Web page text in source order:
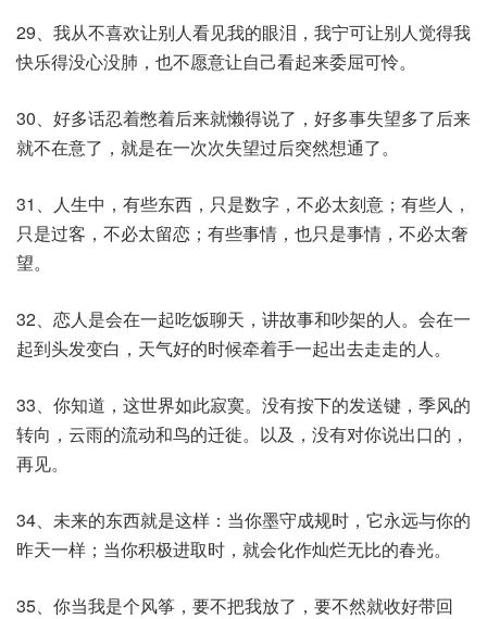
29、我从不喜欢让别人看见我的眼泪，我宁可让别人觉得我
快乐得没心没肺，也不愿意让自己看起来委屈可怜。
30、好多话忍着憋着后来就懒得说了，好多事失望多了后来
就不在意了，就是在一次次失望过后突然想通了。
31、人生中，有些东西，只是数字，不必太刻意；有些人，
只是过客，不必太留恋；有些事情，也只是事情，不必太奢
望。
32、恋人是会在一起吃饭聊天，讲故事和吵架的人。会在一
起到头发变白，天气好的时候牵着手一起出去走走的人。
33、你知道，这世界如此寂寞。没有按下的发送键，季风的
转向，云雨的流动和鸟的迁徙。以及，没有对你说出口的，
再见。
34、未来的东西就是这样：当你墨守成规时，它永远与你的
昨天一样；当你积极进取时，就会化作灿烂无比的春光。
35、你当我是个风筝，要不把我放了，要不然就收好带回